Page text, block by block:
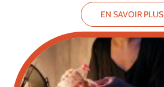
EN SAVOIR PLUS